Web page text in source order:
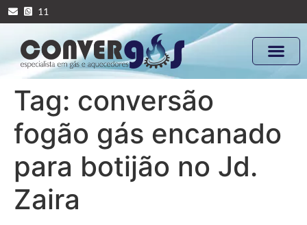
11
Tag: conversão
fogão gás encanado
para botijão no Jd.
Zaira